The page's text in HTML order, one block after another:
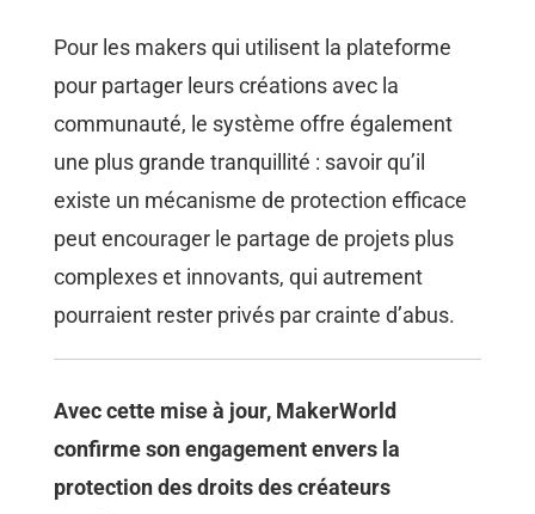
Pour les makers qui utilisent la plateforme
pour partager leurs créations avec la
communauté, le système offre également
une plus grande tranquillité : savoir qu’il
existe un mécanisme de protection efficace
peut encourager le partage de projets plus
complexes et innovants, qui autrement
pourraient rester privés par crainte d’abus.
Avec cette mise à jour, MakerWorld
confirme son engagement envers la
protection des droits des créateurs